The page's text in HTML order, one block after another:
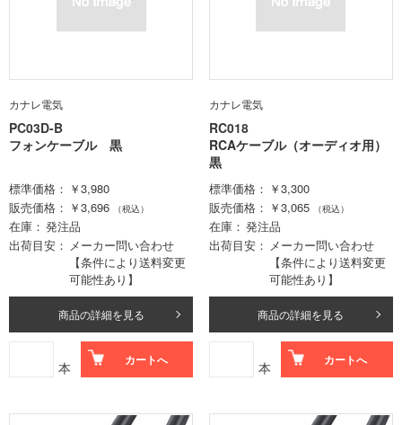
カナレ電気
PC03D-B
フォンケーブル 黒
標準価格
￥3,980
販売価格
￥3,696 （税込）
在庫
発注品
出荷目安
メーカー問い合わせ
【条件により送料変更
可能性あり】
商品の詳細を見る
本 カートへ
カナレ電気
RC018
RCAケーブル（オーディオ用）
黒
標準価格
￥3,300
販売価格
￥3,065 （税込）
在庫
発注品
出荷目安
メーカー問い合わせ
【条件により送料変更
可能性あり】
商品の詳細を見る
本 カートへ